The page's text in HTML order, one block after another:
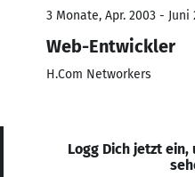
3 Monate, Apr. 2003 - Juni
Web-Entwickler
H.Com Networkers
Logg Dich jetzt